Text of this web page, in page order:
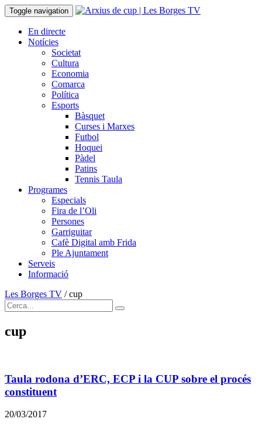
Toggle navigation
En directe
Notícies
Societat
Cultura
Economia
Comarca
Política
Esports
Bàsquet
Curses i Marxes
Futbol
Hoquei
Pàdel
Patins
Tennis Taula
Programes
Especials
Fira de l’Oli
Persones
Garriguitar
Cafè Digital amb Frida
Ple Ajuntament
Serveis
Informació
Les Borges TV /cup
cup
Taula rodona d’ERC, ECP i la CUP sobre el procés
constituent
20/03/2017